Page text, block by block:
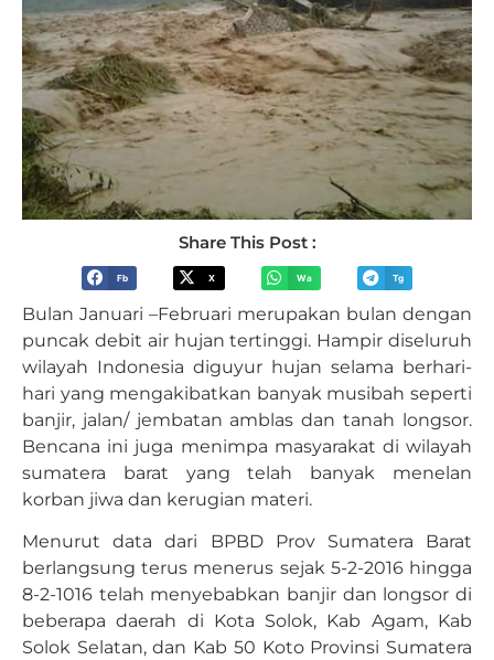
Share This Post :
Fb X Wa Tg
Bulan Januari –Februari merupakan bulan dengan
puncak debit air hujan tertinggi. Hampir diseluruh
wilayah Indonesia diguyur hujan selama berhari-
hari yang mengakibatkan banyak musibah seperti
banjir, jalan/ jembatan amblas dan tanah longsor.
Bencana ini juga menimpa masyarakat di wilayah
sumatera barat yang telah banyak menelan
korban jiwa dan kerugian materi.
Menurut data dari BPBD Prov Sumatera Barat
berlangsung terus menerus sejak 5-2-2016 hingga
8-2-1016 telah menyebabkan banjir dan longsor di
beberapa daerah di Kota Solok, Kab Agam, Kab
Solok Selatan, dan Kab 50 Koto Provinsi Sumatera